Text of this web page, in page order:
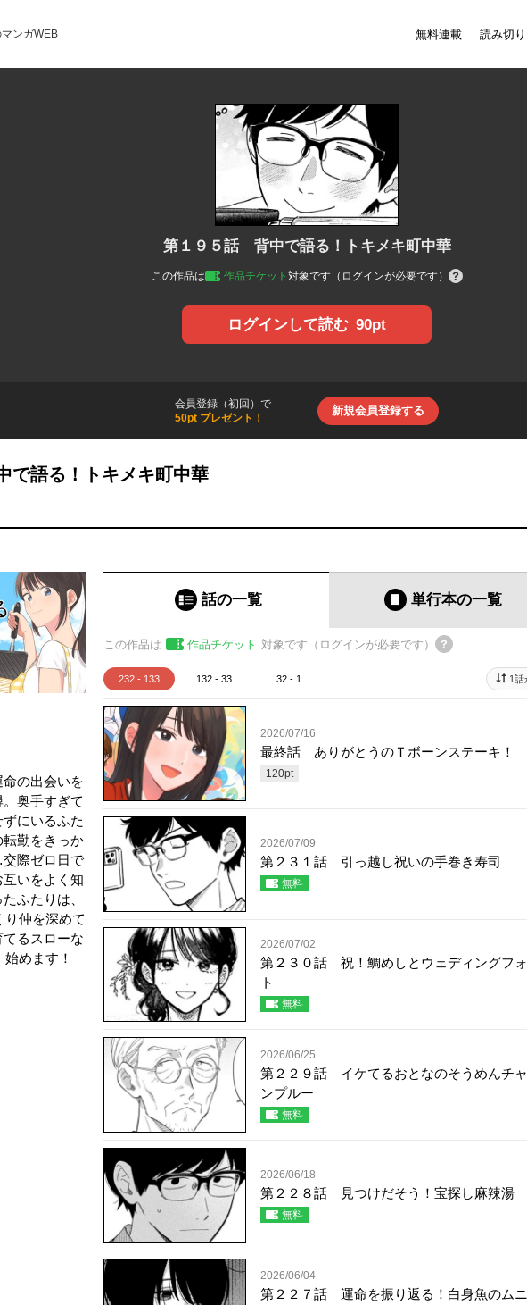
ンガWEB 無料連載 読み切
第１９５話 背中で語る！トキメキ町中華
この作品は 作品チケット 対象です（ログインが必要です）
ログインして読む 90pt
会員登録（初回）で
50pt プレゼント！
新規会員登録する
語る！トキメキ町中華
の出会いを
奥手すぎて
にいるふた
転勤をきっか
際ゼロ日で
いをよく知
ふたりは、
仲を深めて
るスローな
めます！
話の一覧 単行本の一覧
この作品は 作品チケット 対象です（ログインが必要です）
232 - 133 132 - 33 32 - 1 1話
2026/07/16
最終話 ありがとうのＴボーンステーキ！
120pt
2026/07/09
第２３１話 引っ越し祝いの手巻き寿司
無料
2026/07/02
第２３０話 祝！鯛めしとウェディングフォ
ト
無料
2026/06/25
第２２９話 イケてるおとなのそうめんチャ
ンプルー
無料
2026/06/18
第２２８話 見つけだそう！宝探し麻辣湯
無料
2026/06/04
第２２７話 運命を振り返る！白身魚のムニ